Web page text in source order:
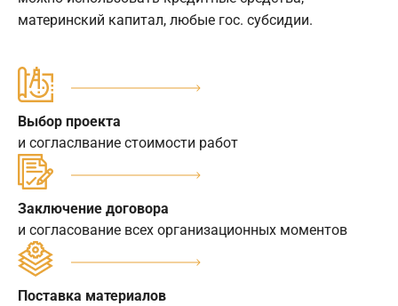
материнский капитал, любые гос. субсидии.
Выбор проекта
и согласлвание стоимости работ
Заключение договора
и согласование всех организационных моментов
Поставка материалов